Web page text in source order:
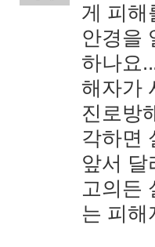
게 피해
안경을
하나요
해자가
진로방
각하면
앞서 달
고의든
는 피해